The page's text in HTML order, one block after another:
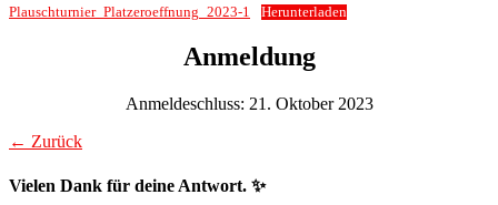
Plauschturnier_Platzeroeffnung_2023-1 Herunterladen
Anmeldung
Anmeldeschluss: 21. Oktober 2023
← Zurück
Vielen Dank für deine Antwort. ✨